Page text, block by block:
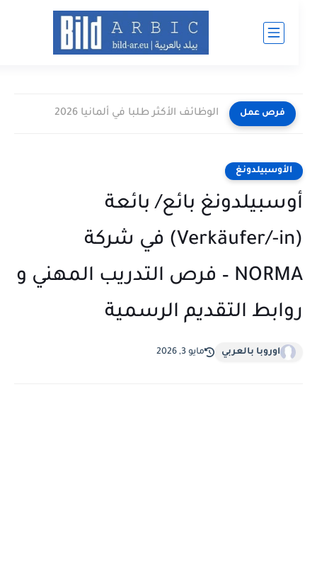
فرص عمل الوظائف الأكثر طلبا في ألمانيا 2026
الأوسبيلدونغ
بائع/ بائعة
(Verkäufer/-in) في شركة
NORMA – فرص التدريب المهني و
التقديم الرسمية
اوروبا بالعربي مايو 3, 2026